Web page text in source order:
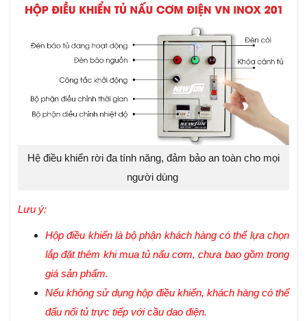
Hệ điều khiển rời đa tính năng, đảm bảo an toàn cho mọi
người dùng
Lưu ý:
Hộp điều khiển là bộ phận khách hàng có thể lựa chọn
lắp đặt thêm khi mua tủ nấu cơm, chưa bao gồm trong
giá sản phẩm.
Nếu không sử dụng hộp điều khiển, khách hàng có thể
đấu nối tủ trực tiếp với cầu dao điện.